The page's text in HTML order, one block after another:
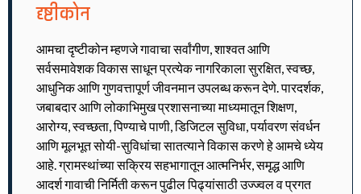
दृष्टीकोन
आमचा दृष्टीकोन म्हणजे गावाचा सर्वांगीण, शाश्वत आणि
सर्वसमावेशक विकास साधून प्रत्येक नागरिकाला सुरक्षित, स्वच्छ,
आधुनिक आणि गुणवत्तापूर्ण जीवनमान उपलब्ध करून देणे. पारदर्शक,
जबाबदार आणि लोकाभिमुख प्रशासनाच्या माध्यमातून शिक्षण,
आरोग्य, स्वच्छता, पिण्याचे पाणी, डिजिटल सुविधा, पर्यावरण संवर्धन
आणि मूलभूत सोयी-सुविधांचा सातत्याने विकास करणे हे आमचे ध्येय
आहे. ग्रामस्थांच्या सक्रिय सहभागातून आत्मनिर्भर, समृद्ध आणि
आदर्श गावाची निर्मिती करून पुढील पिढ्यांसाठी उज्ज्वल व प्रगत